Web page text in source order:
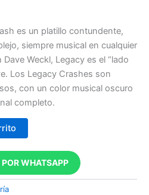
es un platillo contundente,
siempre musical en cualquier
Weckl, Legacy es el “lado
Los Legacy Crashes son
con un color musical oscuro
completo.
WHATSAPP